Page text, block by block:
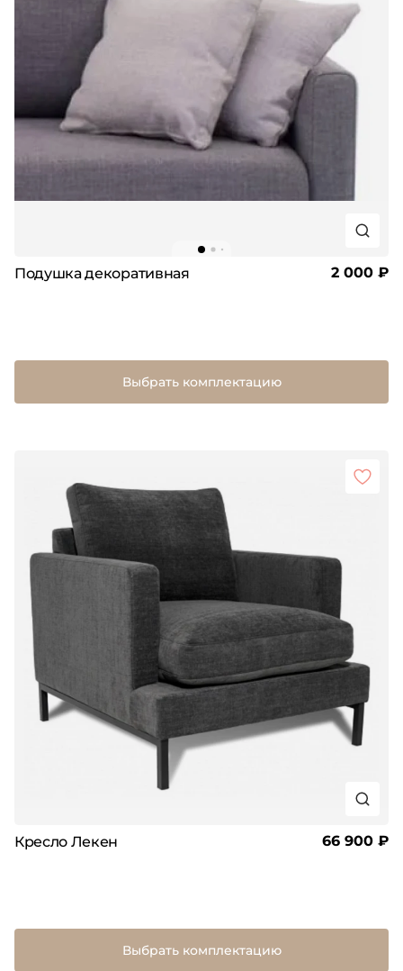
Подушка декоративная 2 000 ₽
Выбрать комплектацию
Кресло Лекен 66 900 ₽
Выбрать комплектацию